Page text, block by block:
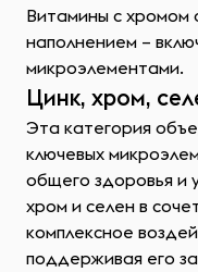
Витамины с хромом
наполнением –
микроэлементами.
Цинк, хром,
Эта категория
ключевых
общего здоровья и
хром и селен в
комплексное
поддерживая его